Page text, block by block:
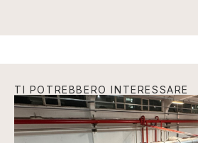
TI POTREBBERO INTERESSARE